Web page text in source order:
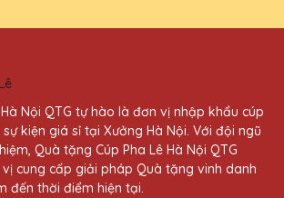
2025
chương pha lê từ Quà Tặng Pha Lê
luôn làm tôi hài lòng. Thiết kế độc
chất lượng cao.
Nội QTG tự hào là đơn vị nhập khẩu cúp
kiện giá sỉ tại Xưởng Hà Nội. Với đội ngũ
Quà tặng Cúp Pha Lê Hà Nội QTG
cung cấp giải pháp Quà tặng vinh danh
đến thời điểm hiện tại.